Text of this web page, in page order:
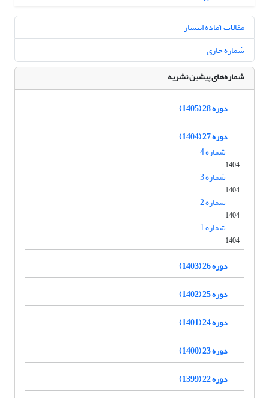
مقالات آماده انتشار
شماره جاری
شماره‌های پیشین نشریه
دوره 28 (1405)
دوره 27 (1404)
شماره 4
1404
شماره 3
1404
شماره 2
1404
شماره 1
1404
دوره 26 (1403)
دوره 25 (1402)
دوره 24 (1401)
دوره 23 (1400)
دوره 22 (1399)